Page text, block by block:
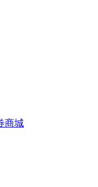
商城